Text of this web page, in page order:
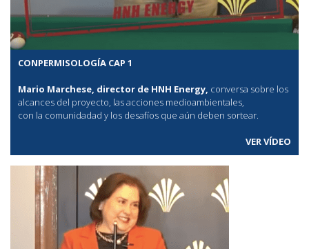
CONPERMISOLOGÍA CAP 1
Mario Marchese, director de HNH Energy, conversa sobre los
alcances del proyecto, las acciones medioambientales,
con la comunidadad y los desafíos que aún deben sortear.
VER VÍDEO